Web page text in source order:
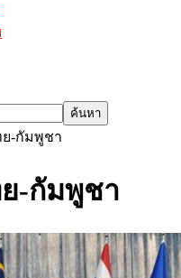
ย-กัมพูชา
-กัมพูชา